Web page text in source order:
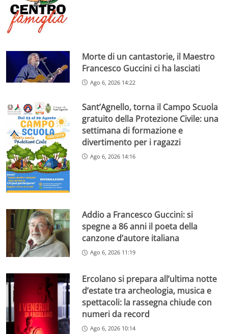
Morte di un cantastorie, il Maestro
Francesco Guccini ci ha lasciati
Ago 6, 2026 14:22
Sant’Agnello, torna il Campo Scuola
gratuito della Protezione Civile: una
settimana di formazione e
divertimento per i ragazzi
Ago 6, 2026 14:16
Addio a Francesco Guccini: si
spegne a 86 anni il poeta della
canzone d’autore italiana
Ago 6, 2026 11:19
Ercolano si prepara all’ultima notte
d’estate tra archeologia, musica e
spettacoli: la rassegna chiude con
numeri da record
Ago 6, 2026 10:14